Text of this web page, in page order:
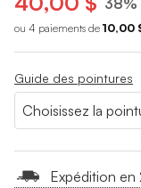
38%
ou 4 paiements de 10,00
Guide des pointures
Expédition en